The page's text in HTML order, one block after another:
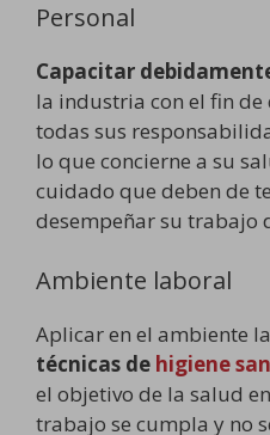
Personal
Capacitar
la industria con el fin de
todas sus
lo que concierne a su
cuidado que deben de
desempeñar su trabajo
Ambiente laboral
Aplicar en el ambiente
técnicas de higiene
el objetivo de la salud
trabajo se cumpla y no